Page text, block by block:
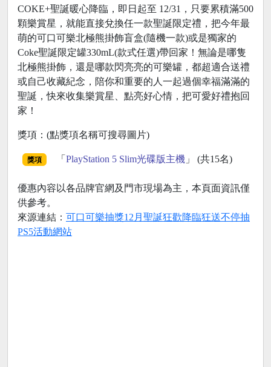
COKE+聖誕暖心降臨，即日起至 12/31，只要累積滿500
顆樂賞星，就能直接兌換任一款聖誕限定禮，把今年最
萌的可口可樂北極熊掛飾盲盒(隨機一款)或是獨家的
Coke聖誕限定罐330mL(款式任選)帶回家！無論是哪隻
北極熊掛飾，還是哪款閃亮亮的可樂罐，都超適合送禮
或自己收藏紀念，陪你和重要的人一起過個幸福滿滿的
聖誕，快來收集樂賞星、點亮好心情，把可愛好禮抱回
家！
獎項：(點獎項名稱可搜尋圖片)
獎項 「 PlayStation 5 Slim光碟版主機」 (共15名)
優惠內容以各品牌官網及門市現場為主，本頁面資訊僅
供參考。
來源連結： 可口可樂抽獎12月聖誕狂歡降臨狂送不停抽
PS5活動網站